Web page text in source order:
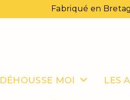
Fabriqué en
DÉHOUSSE MOI LES